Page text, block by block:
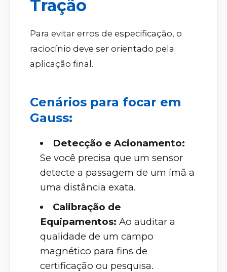
Tração
Para evitar erros de especificação, o
raciocínio deve ser orientado pela
aplicação final.
Cenários para focar em
Gauss:
Detecção e Acionamento:
Se você precisa que um sensor
detecte a passagem de um ímã a
uma distância exata.
Calibração de
Equipamentos: Ao auditar a
qualidade de um campo
magnético para fins de
certificação ou pesquisa.